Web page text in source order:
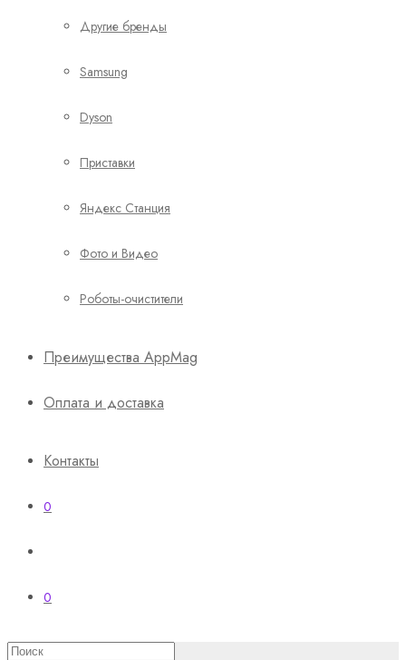
Другие бренды
Samsung
Dyson
Приставки
Яндекс Станция
Фото и Видео
Роботы-очистители
Преимущества AppMag
Оплата и доставка
Контакты
0
0